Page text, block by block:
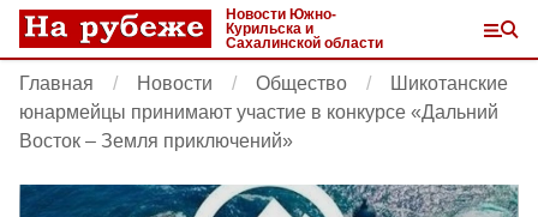
Новости Южно-
Курильска и
Сахалинской области
Главная Новости Общество
Шикотанские
юнармейцы принимают участие в конкурсе «Дальний
Восток – Земля приключений»